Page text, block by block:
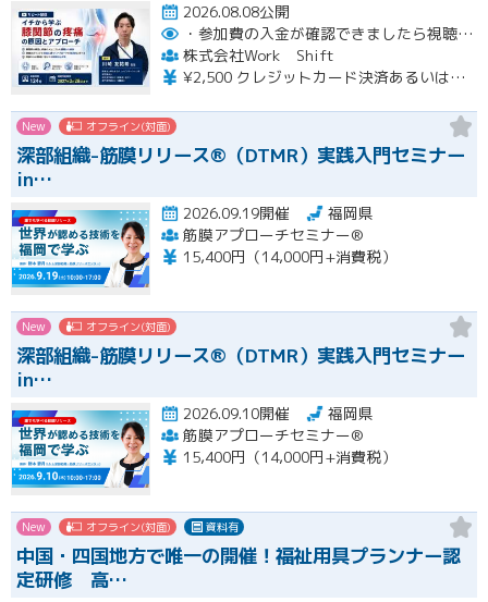
2026.08.08公開
・参加費の入金が確認できましたら視聴用URLとパスワードおよび資料をお申込みいただきましたメールアドレスに送付します。
株式会社Work Shift
¥2,500 クレジットカード決済あるいは銀行振込となります。
New オフライン(対面)
深部組織-筋膜リリース®（DTMR）実践入門セミナー
in…
2026.09.19開催
福岡県
筋膜アプローチセミナー®
15,400円（14,000円+消費税）
New オフライン(対面)
深部組織-筋膜リリース®（DTMR）実践入門セミナー
in…
2026.09.10開催
福岡県
筋膜アプローチセミナー®
15,400円（14,000円+消費税）
New オフライン(対面) 資料有
中国・四国地方で唯一の開催！福祉用具プランナー認
定研修 高…